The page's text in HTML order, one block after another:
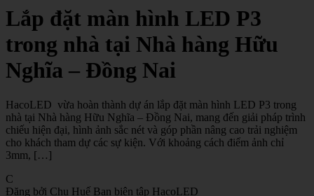
Lắp đặt màn hình LED P3
trong nhà tại Nhà hàng Hữu
Nghĩa – Đồng Nai
HacoLED vừa hoàn thành dự án lắp đặt màn hình LED P3 trong
nhà tại Nhà hàng Hữu Nghĩa – Đồng Nai, mang đến giải pháp trình
chiếu hiện đại, hình ảnh sắc nét và góp phần nâng cao trải nghiệm
cho khách tham dự các sự kiện. Với khoảng cách điểm ảnh chỉ
3mm, […]
C
Đăng bởi Chu Huế Ban biên tập HacoLED